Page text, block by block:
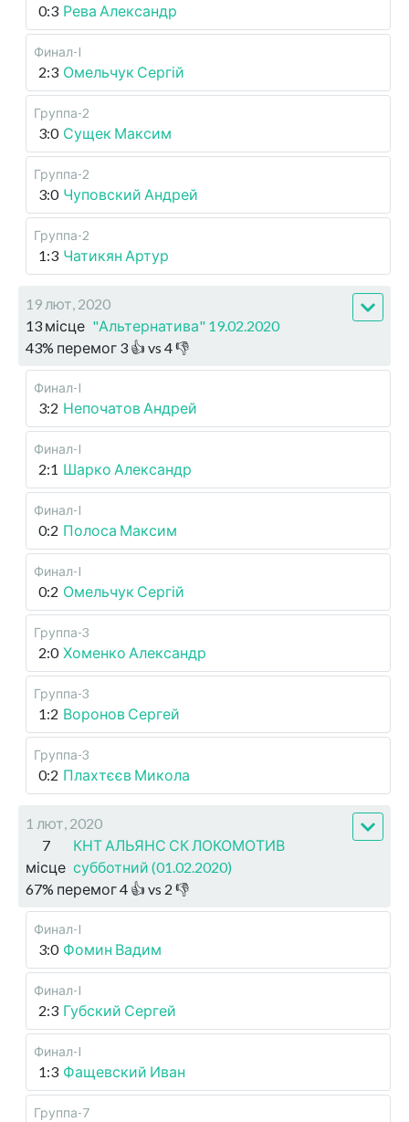
0:3 Рева Александр
Финал-I
2:3 Омельчук Сергій
Группа-2
3:0 Сущек Максим
Группа-2
3:0 Чуповский Андрей
Группа-2
1:3 Чатикян Артур
19 лют, 2020
13 місце "Альтернатива" 19.02.2020
43% перемог 3 👍 vs 4👎
Финал-I
3:2 Непочатов Андрей
Финал-I
2:1 Шарко Александр
Финал-I
0:2 Полоса Максим
Финал-I
0:2 Омельчук Сергій
Группа-3
2:0 Хоменко Александр
Группа-3
1:2 Воронов Сергей
Группа-3
0:2 Плахтєєв Микола
1 лют, 2020
7
місце
КНТ АЛЬЯНС СК ЛОКОМОТИВ
субботний (01.02.2020)
67% перемог4 👍 vs 2 👎
Финал-I
3:0 Фомин Вадим
Финал-I
2:3 Губский Сергей
Финал-I
1:3 Фащевский Иван
Группа-7